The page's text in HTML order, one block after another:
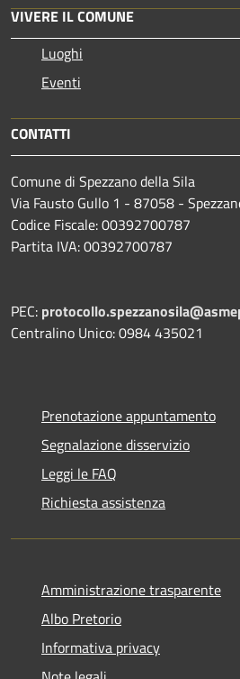
VIVERE IL COMUNE
Luoghi
Eventi
CONTATTI
Comune di Spezzano della Sila
Via Fausto Gullo 1 - 87058 -
Codice Fiscale: 00392700787
Partita IVA: 00392700787
PEC:
Centralino Unico: 0984 435021
Prenotazione appuntamento
Segnalazione disservizio
Leggi le FAQ
Richiesta assistenza
Amministrazione trasparente
Albo Pretorio
Informativa privacy